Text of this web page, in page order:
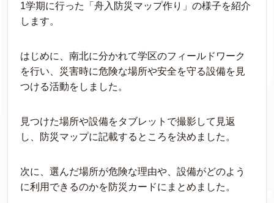
1学期に行った「舟入防災マップ作り」の様子を紹介
します。
はじめに、南北に分かれて学区のフィールドワーク
を行い、災害時に危険な場所や安全を守る設備を見
つける活動をしました。
見つけた場所や設備をタブレットで撮影して見返
し、防災マップに記載するところを決めました。
次に、選んだ場所が危険な理由や、設備がどのよう
に利用できるのかを防災カードにまとめました。